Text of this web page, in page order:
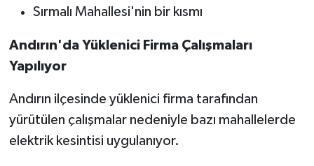
Sırmalı Mahallesi'nin bir kısmı
Andırın'da Yüklenici Firma Çalışmaları
Yapılıyor
Andırın ilçesinde yüklenici firma tarafından
yürütülen çalışmalar nedeniyle bazı mahallelerde
elektrik kesintisi uygulanıyor.